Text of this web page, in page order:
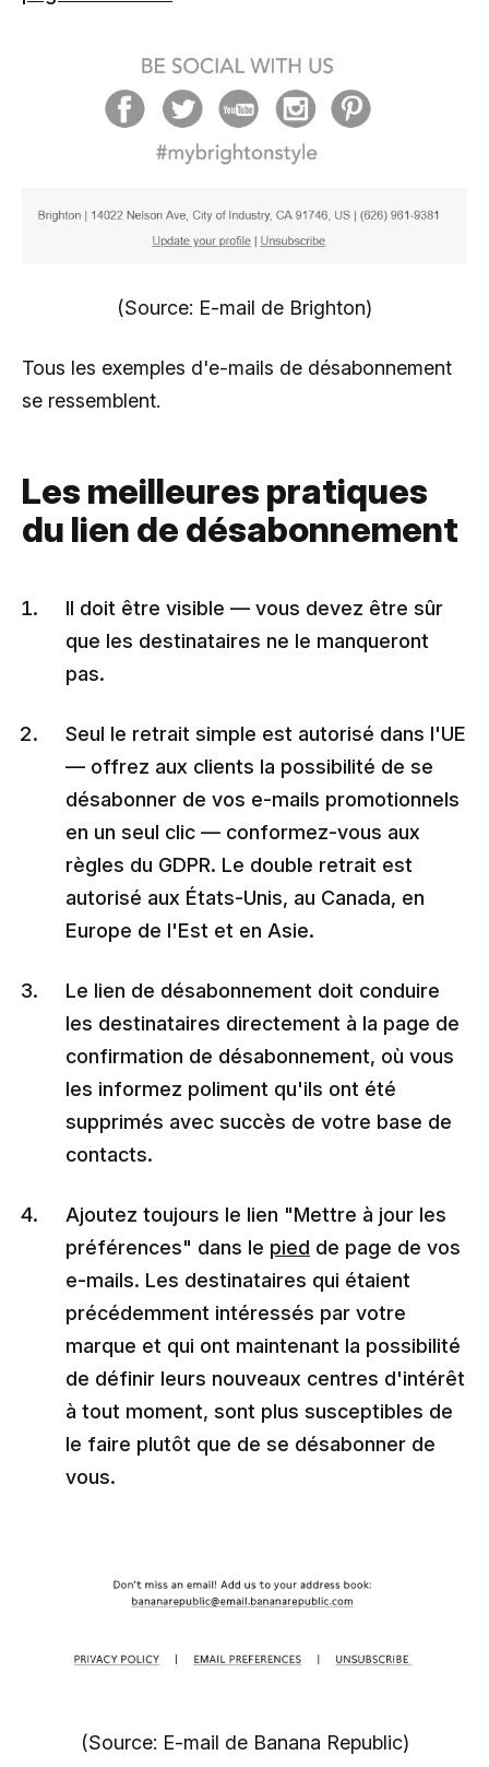
(Source: E-mail de Brighton)
Tous les exemples d'e-mails de désabonnement
se ressemblent.
Les meilleures pratiques
du lien de désabonnement
Il doit être visible — vous devez être sûr
que les destinataires ne le manqueront
pas.
Seul le retrait simple est autorisé dans l'UE
— offrez aux clients la possibilité de se
désabonner de vos e-mails promotionnels
en un seul clic — conformez-vous aux
règles du GDPR. Le double retrait est
autorisé aux États-Unis, au Canada, en
Europe de l'Est et en Asie.
Le lien de désabonnement doit conduire
les destinataires directement à la page de
confirmation de désabonnement, où vous
les informez poliment qu'ils ont été
supprimés avec succès de votre base de
contacts.
Ajoutez toujours le lien "Mettre à jour les
préférences" dans le pied de page de vos
e-mails. Les destinataires qui étaient
précédemment intéressés par votre
marque et qui ont maintenant la possibilité
de définir leurs nouveaux centres d'intérêt
à tout moment, sont plus susceptibles de
le faire plutôt que de se désabonner de
vous.
(Source: E-mail de Banana Republic)